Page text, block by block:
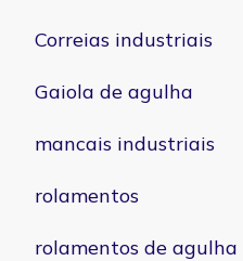
Correias industriais
Gaiola de agulha
mancais industriais
rolamentos
rolamentos de agulha